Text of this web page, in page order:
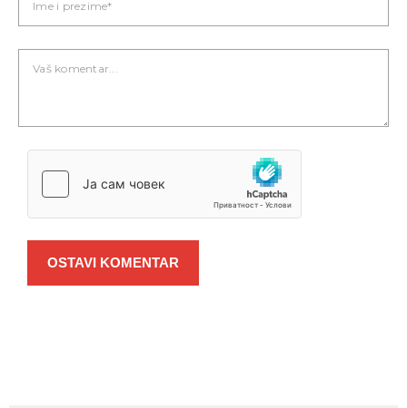
OSTAVI KOMENTAR